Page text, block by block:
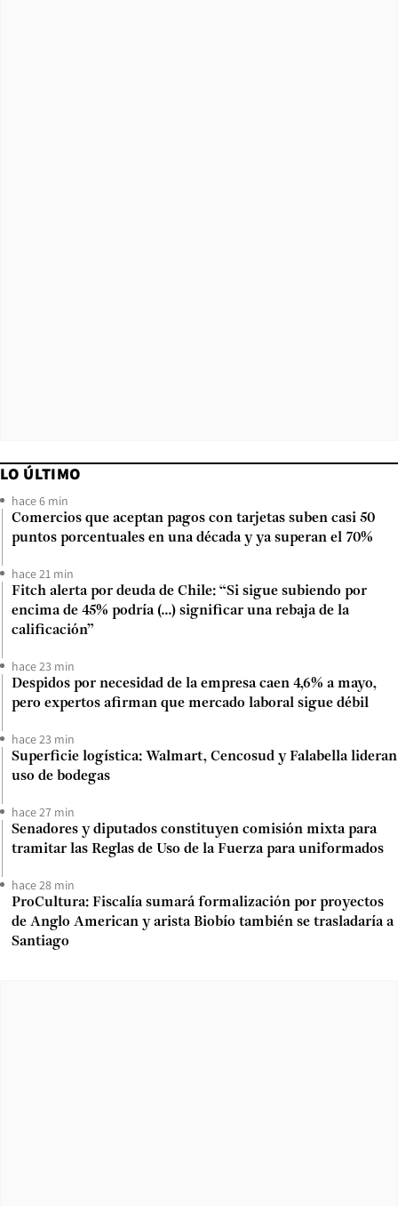
LO ÚLTIMO
hace 6 min
Comercios que aceptan pagos con tarjetas suben casi 50
puntos porcentuales en una década y ya superan el 70%
hace 21 min
Fitch alerta por deuda de Chile: “Si sigue subiendo por
encima de 45% podría (...) significar una rebaja de la
calificación”
hace 23 min
Despidos por necesidad de la empresa caen 4,6% a mayo,
pero expertos afirman que mercado laboral sigue débil
hace 23 min
Superficie logística: Walmart, Cencosud y Falabella lideran
uso de bodegas
hace 27 min
Senadores y diputados constituyen comisión mixta para
tramitar las Reglas de Uso de la Fuerza para uniformados
hace 28 min
ProCultura: Fiscalía sumará formalización por proyectos
de Anglo American y arista Biobío también se trasladaría a
Santiago